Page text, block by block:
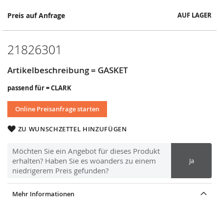
Preis auf Anfrage AUF LAGER
21826301
Artikelbeschreibung = GASKET
passend für = CLARK
Online Preisanfrage starten
ZU WUNSCHZETTEL HINZUFÜGEN
Möchten Sie ein Angebot für dieses Produkt
erhalten? Haben Sie es woanders zu einem
niedrigerem Preis gefunden?
Ja
Springe
Anfang
Bildergalerie
Mehr Informationen